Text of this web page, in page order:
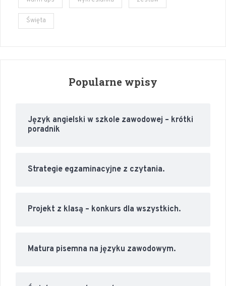
Święta
Popularne wpisy
Język angielski w szkole zawodowej – krótki
poradnik
Strategie egzaminacyjne z czytania.
Projekt z klasą – konkurs dla wszystkich.
Matura pisemna na języku zawodowym.